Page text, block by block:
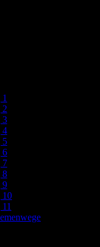
2
3
4
5
6
7
8
9
10